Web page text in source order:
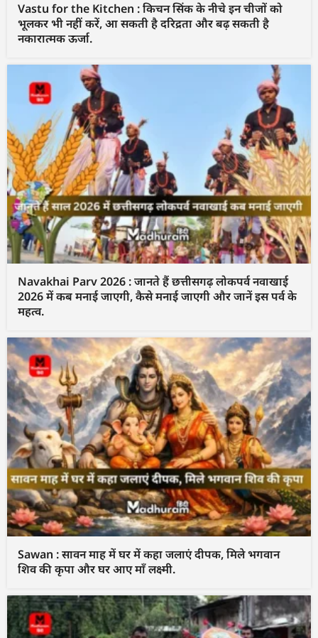
Vastu for the Kitchen : किचन सिंक के नीचे इन चीजों को
भूलकर भी नहीं करें, आ सकती है दरिद्रता और बढ़ सकती है
नकारात्मक ऊर्जा.
Navakhai Parv 2026 : जानते हैं छत्तीसगढ़ लोकपर्व नवाखाई
2026 में कब मनाई जाएगी, कैसे मनाई जाएगी और जानें इस पर्व के
महत्व.
Sawan : सावन माह में घर में कहा जलाएं दीपक, मिले भगवान
शिव की कृपा और घर आए माँ लक्ष्मी.